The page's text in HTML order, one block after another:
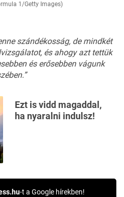
1/Getty Images)
szándékosság, de mindkét
és ahogy azt tettük
és erősebben vágunk
Ezt is vidd magaddal,
ha nyaralni indulsz!
-t a Google hírekben!